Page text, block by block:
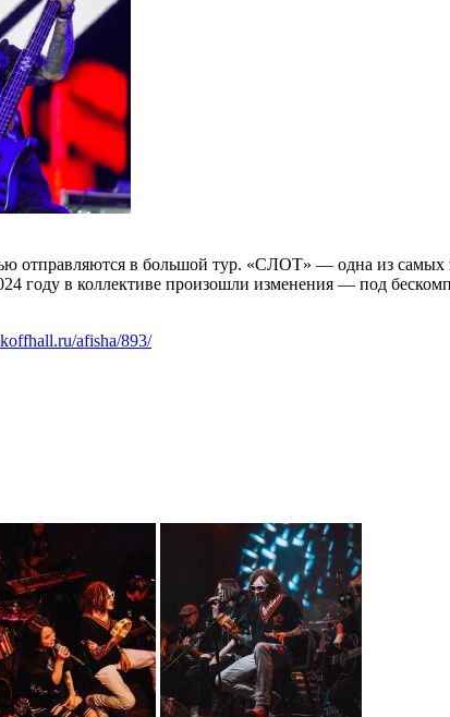
отправляются в большой тур. «СЛОТ» — одна из самых
году в коллективе произошли изменения — под
afisha/893/